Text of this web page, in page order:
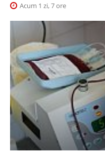
Acum 1 zi, 7 ore